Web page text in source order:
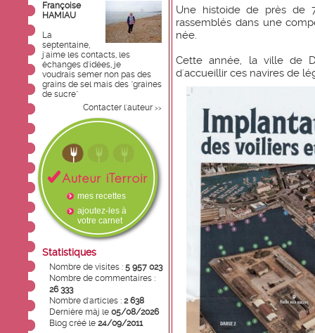
Françoise
HAMIAU
La
septentaine,
j'aime les contacts, les
échanges d'idées, je
voudrais semer non pas des
grains de sel mais des "graines
de sucre"
Contacter l'auteur >>
mes recettes
ajoutez-les à
votre carnet
Statistiques
Nombre de visites : 5 957 023
Nombre de commentaires :
26 333
Nombre d'articles : 2 638
Dernière màj le 05/08/2026
Blog créé le 24/09/2011
Une histoide de près de
rassemblés dans une
née.
Cette année, la ville de
d'accueillir ces navires de